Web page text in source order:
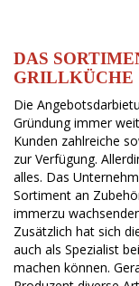
DAS
GRILLKÜCHE
Die
Gründung immer
Kunden zahlreiche
zur Verfügung.
alles. Das
Sortiment an
immerzu
Zusätzlich hat sich
auch als Spezialist
machen können.